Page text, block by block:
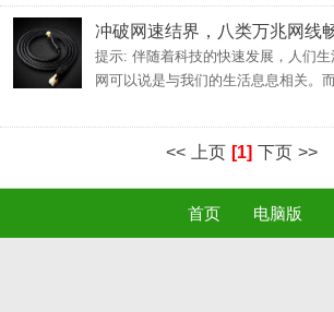
冲破网速结界，八类万兆网线
提示: 伴随着科技的快速发展，人们
网可以说是与我们的生活息息相关。
<< 上页 [1] 下页 >>
首页 电脑版